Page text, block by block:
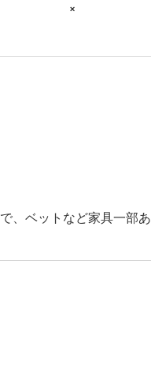
×
、ベットなど家具一部あ